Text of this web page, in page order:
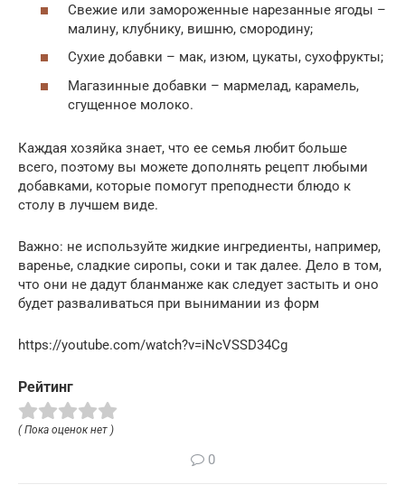
Свежие или замороженные нарезанные ягоды –
малину, клубнику, вишню, смородину;
Сухие добавки – мак, изюм, цукаты, сухофрукты;
Магазинные добавки – мармелад, карамель,
сгущенное молоко.
Каждая хозяйка знает, что ее семья любит больше
всего, поэтому вы можете дополнять рецепт любыми
добавками, которые помогут преподнести блюдо к
столу в лучшем виде.
Важно: не используйте жидкие ингредиенты, например,
варенье, сладкие сиропы, соки и так далее. Дело в том,
что они не дадут бланманже как следует застыть и оно
будет разваливаться при вынимании из форм
https://youtube.com/watch?v=iNcVSSD34Cg
Рейтинг
( Пока оценок нет )
0